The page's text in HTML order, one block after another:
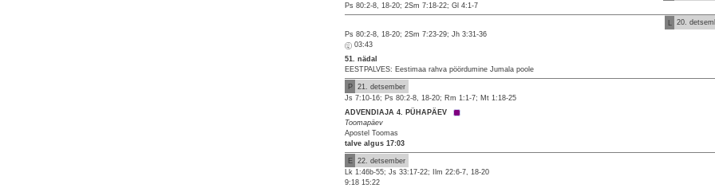
Ps 80:2-8, 18-20; 2Sm 7:18-22; Gl 4:1-7
L
20.
Ps 80:2-8, 18-20; 2Sm 7:23-29; Jh 3:31-36
03:43
51. nädal
EESTPALVES: Eestimaa rahva pöördumine Jumala poole
P
21. detsember
Js 7:10-16; Ps 80:2-8, 18-20; Rm 1:1-7; Mt 1:18-25
ADVENDIAJA 4. PÜHAPÄEV
Toomapäev
Apostel Toomas
talve algus 17:03
E
22. detsember
Lk 1:46b-55; Js 33:17-22; Ilm 22:6-7, 18-20
9:18 15:22